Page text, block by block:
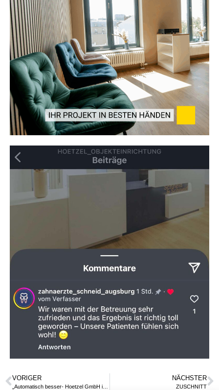
VORIGER NÄCHSTER
ZUSCHNITT